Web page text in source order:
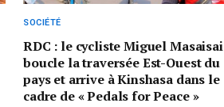
SOCIÉTÉ
RDC : le cycliste Miguel Masaisai
boucle la traversée Est-Ouest du
pays et arrive à Kinshasa dans le
cadre de « Pedals for Peace »